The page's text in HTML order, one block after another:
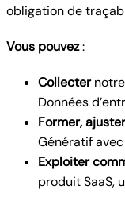
obligation de
Vous pouvez:
Collecternotre
Données
Former,
Génératif
Exploiter
produit SaaS,